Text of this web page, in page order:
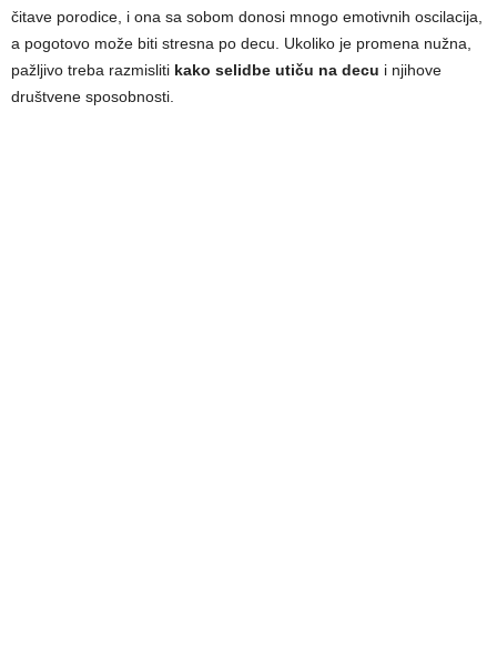
čitave porodice, i ona sa sobom donosi mnogo emotivnih oscilacija,
a pogotovo može biti stresna po decu. Ukoliko je promena nužna,
pažljivo treba razmisliti kako selidbe utiču na decu i njihove
društvene sposobnosti.